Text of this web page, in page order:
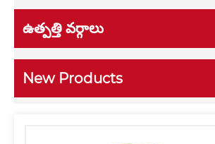
ఉత్పత్తి వర్గాలు
New Products